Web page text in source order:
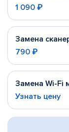
1 090 ₽
Замена
790 ₽
Замена Wi-Fi
Узнать цену